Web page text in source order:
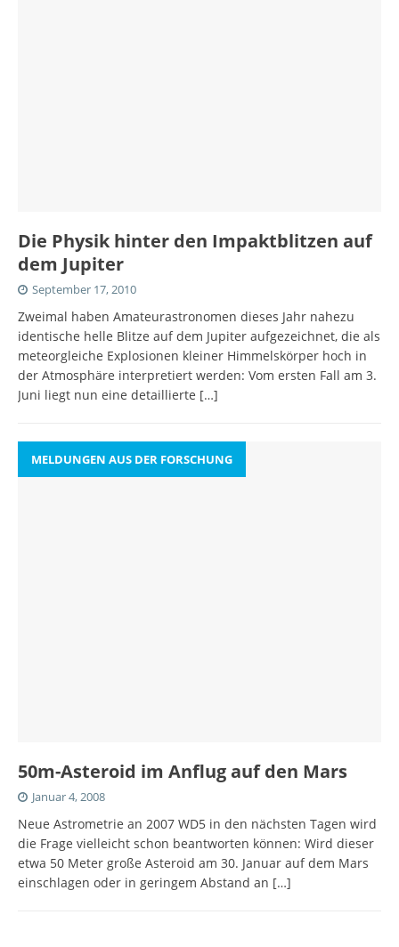
Die Physik hinter den Impaktblitzen auf
dem Jupiter
September 17, 2010
Zweimal haben Amateurastronomen dieses Jahr nahezu
identische helle Blitze auf dem Jupiter aufgezeichnet, die als
meteorgleiche Explosionen kleiner Himmelskörper hoch in
der Atmosphäre interpretiert werden: Vom ersten Fall am 3.
Juni liegt nun eine detaillierte […]
MELDUNGEN AUS DER FORSCHUNG
50m-Asteroid im Anflug auf den Mars
Januar 4, 2008
Neue Astrometrie an 2007 WD5 in den nächsten Tagen wird
die Frage vielleicht schon beantworten können: Wird dieser
etwa 50 Meter große Asteroid am 30. Januar auf dem Mars
einschlagen oder in geringem Abstand an […]